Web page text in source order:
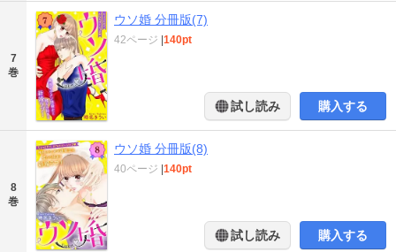
7
巻
ウソ婚 分冊版(7)
42ページ |140pt
試し読み 購入する
8
巻
ウソ婚 分冊版(8)
40ページ |140pt
試し読み 購入する